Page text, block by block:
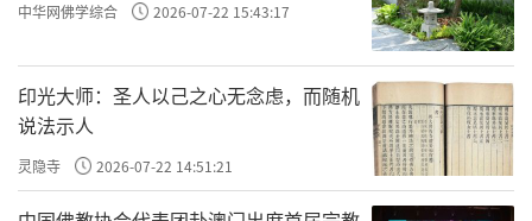
中华网佛学综合 2026-07-22 15:43:17
印光大师：圣人以己之心无念虑，而随机
说法示人
灵隐寺 2026-07-22 14:51:21